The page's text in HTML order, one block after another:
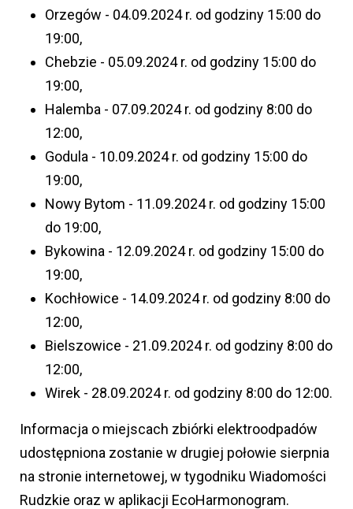
Orzegów - 04.09.2024 r. od godziny 15:00 do
19:00,
Chebzie - 05.09.2024 r. od godziny 15:00 do
19:00,
Halemba - 07.09.2024 r. od godziny 8:00 do
12:00,
Godula - 10.09.2024 r. od godziny 15:00 do
19:00,
Nowy Bytom - 11.09.2024 r. od godziny 15:00
do 19:00,
Bykowina - 12.09.2024 r. od godziny 15:00 do
19:00,
Kochłowice - 14.09.2024 r. od godziny 8:00 do
12:00,
Bielszowice - 21.09.2024 r. od godziny 8:00 do
12:00,
Wirek - 28.09.2024 r. od godziny 8:00 do 12:00.
Informacja o miejscach zbiórki elektroodpadów
udostępniona zostanie w drugiej połowie sierpnia
na stronie internetowej, w tygodniku Wiadomości
Rudzkie oraz w aplikacji EcoHarmonogram.